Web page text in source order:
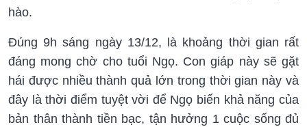
hào.
Đúng 9h sáng ngày 13/12, là khoảng thời gian rất
đáng mong chờ cho tuổi Ngọ. Con giáp này sẽ gặt
hái được nhiều thành quả lớn trong thời gian này và
đây là thời điểm tuyệt vời để Ngọ biến khả năng của
bản thân thành tiền bạc, tận hưởng 1 cuộc sống đủ